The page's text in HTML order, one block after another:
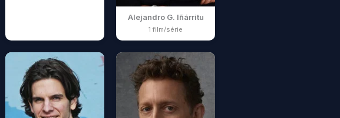
Alejandro G. Iñárritu
1 film/série